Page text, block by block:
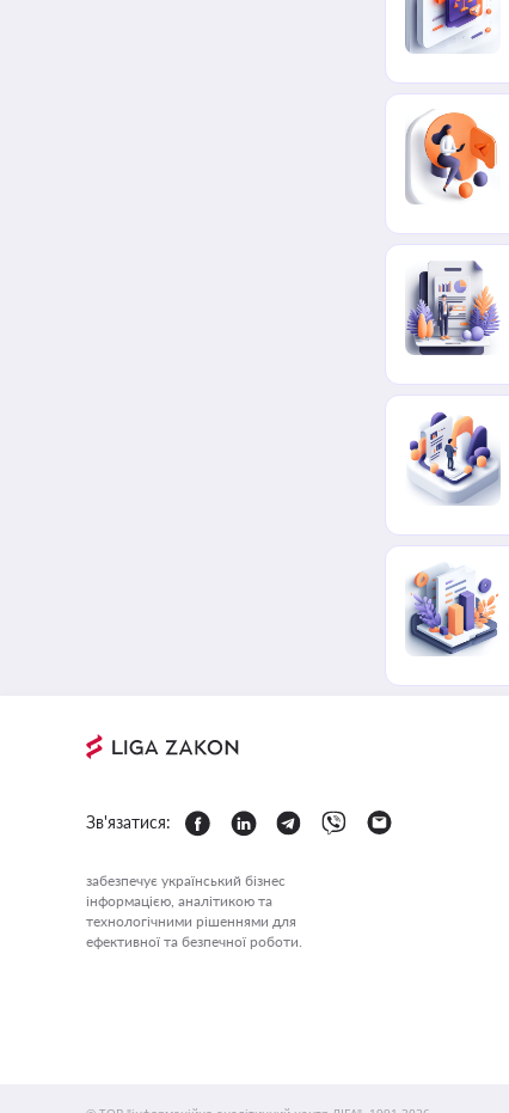
Зв'язатися:
забезпечує український бізнес
інформацією, аналітикою та
технологічними рішеннями для
ефективної та безпечної роботи.